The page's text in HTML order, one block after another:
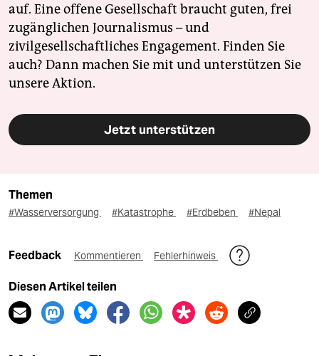
auf. Eine offene Gesellschaft braucht guten, frei
zugänglichen Journalismus – und
zivilgesellschaftliches Engagement. Finden Sie
auch? Dann machen Sie mit und unterstützen Sie
unsere Aktion.
Jetzt unterstützen
Themen
#Wasserversorgung #Katastrophe #Erdbeben #Nepal
Feedback Kommentieren Fehlerhinweis
Diesen Artikel teilen